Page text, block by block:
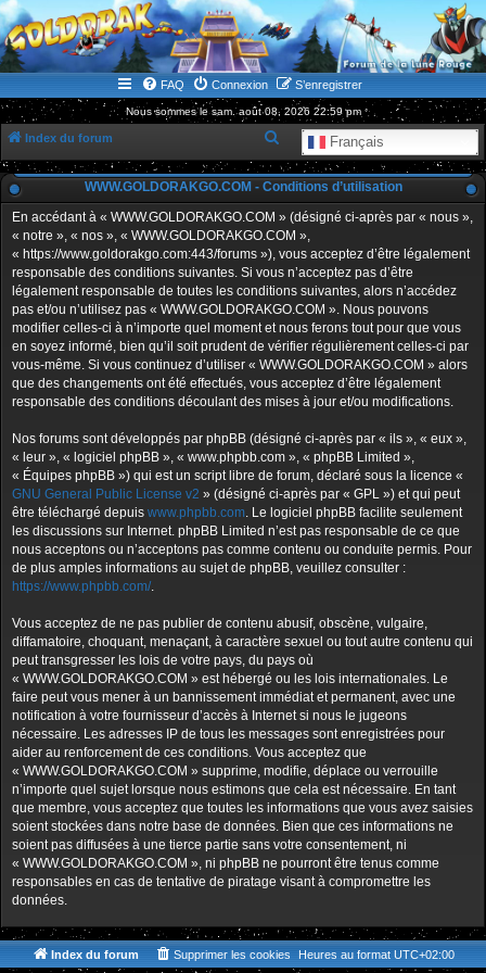
WWW.GOLDORAKGO.COM
le site de la Lune Rouge
FAQ Connexion S’enregistrer
Nous sommes le sam. août 08, 2026 22:59 pm
Index du forum Français
e
c
h
e
r
c
e
r
WWW.GOLDORAKGO.COM - Conditions d’utilisation
En accédant à « WWW.GOLDORAKGO.COM » (désigné ci-après par « nous »,
« notre », « nos », « WWW.GOLDORAKGO.COM »,
« https://www.goldorakgo.com:443/forums »), vous acceptez d’être légalement
responsable des conditions suivantes. Si vous n’acceptez pas d’être
légalement responsable de toutes les conditions suivantes, alors n’accédez
pas et/ou n’utilisez pas « WWW.GOLDORAKGO.COM ». Nous pouvons
modifier celles-ci à n’importe quel moment et nous ferons tout pour que vous
en soyez informé, bien qu’il soit prudent de vérifier régulièrement celles-ci par
vous-même. Si vous continuez d’utiliser « WWW.GOLDORAKGO.COM » alors
que des changements ont été effectués, vous acceptez d’être légalement
responsable des conditions découlant des mises à jour et/ou modifications.
Nos forums sont développés par phpBB (désigné ci-après par « ils », « eux »,
« leur », « logiciel phpBB », « www.phpbb.com », « phpBB Limited »,
« Équipes phpBB ») qui est un script libre de forum, déclaré sous la licence «
GNU General Public License v2 » (désigné ci-après par « GPL ») et qui peut
être téléchargé depuis www.phpbb.com. Le logiciel phpBB facilite seulement
les discussions sur Internet. phpBB Limited n’est pas responsable de ce que
nous acceptons ou n’acceptons pas comme contenu ou conduite permis. Pour
de plus amples informations au sujet de phpBB, veuillez consulter :
https://www.phpbb.com/.
Vous acceptez de ne pas publier de contenu abusif, obscène, vulgaire,
diffamatoire, choquant, menaçant, à caractère sexuel ou tout autre contenu qui
peut transgresser les lois de votre pays, du pays où
« WWW.GOLDORAKGO.COM » est hébergé ou les lois internationales. Le
faire peut vous mener à un bannissement immédiat et permanent, avec une
notification à votre fournisseur d’accès à Internet si nous le jugeons
nécessaire. Les adresses IP de tous les messages sont enregistrées pour
aider au renforcement de ces conditions. Vous acceptez que
« WWW.GOLDORAKGO.COM » supprime, modifie, déplace ou verrouille
n’importe quel sujet lorsque nous estimons que cela est nécessaire. En tant
que membre, vous acceptez que toutes les informations que vous avez saisies
soient stockées dans notre base de données. Bien que ces informations ne
soient pas diffusées à une tierce partie sans votre consentement, ni
« WWW.GOLDORAKGO.COM », ni phpBB ne pourront être tenus comme
responsables en cas de tentative de piratage visant à compromettre les
données.
Index du forum Heures au format UTC+02:00
Supprimer les cookies